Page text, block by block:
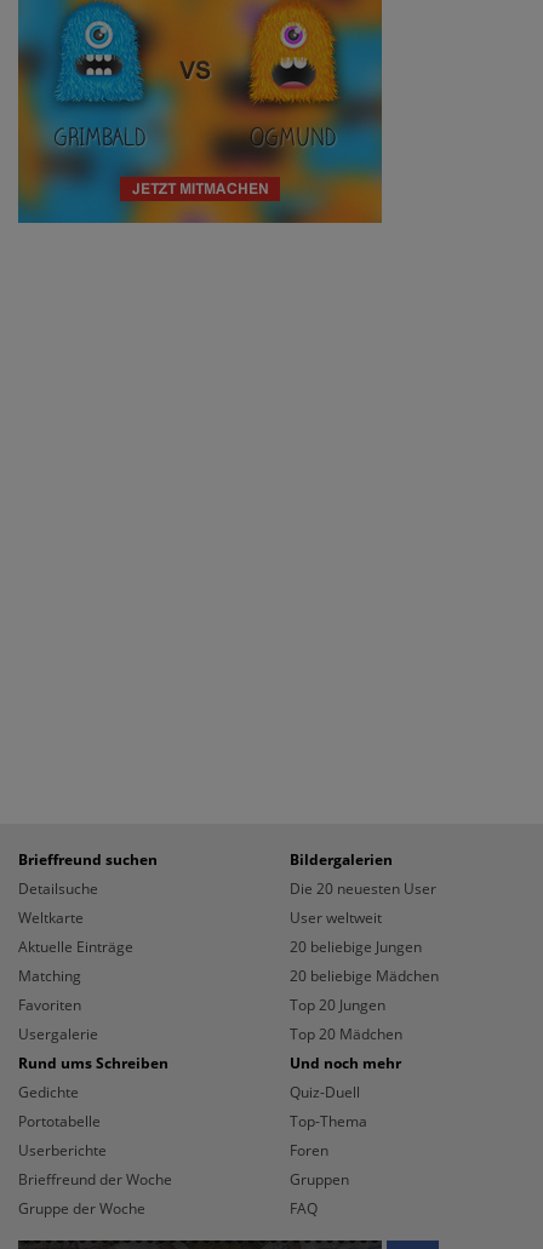
Brieffreund suchen
Detailsuche
Weltkarte
Aktuelle Einträge
Matching
Favoriten
Usergalerie
Bildergalerien
Die 20 neuesten User
User weltweit
20 beliebige Jungen
20 beliebige Mädchen
Top 20 Jungen
Top 20 Mädchen
Rund ums Schreiben
Gedichte
Portotabelle
Userberichte
Brieffreund der Woche
Gruppe der Woche
Und noch mehr
Quiz-Duell
Top-Thema
Foren
Gruppen
FAQ